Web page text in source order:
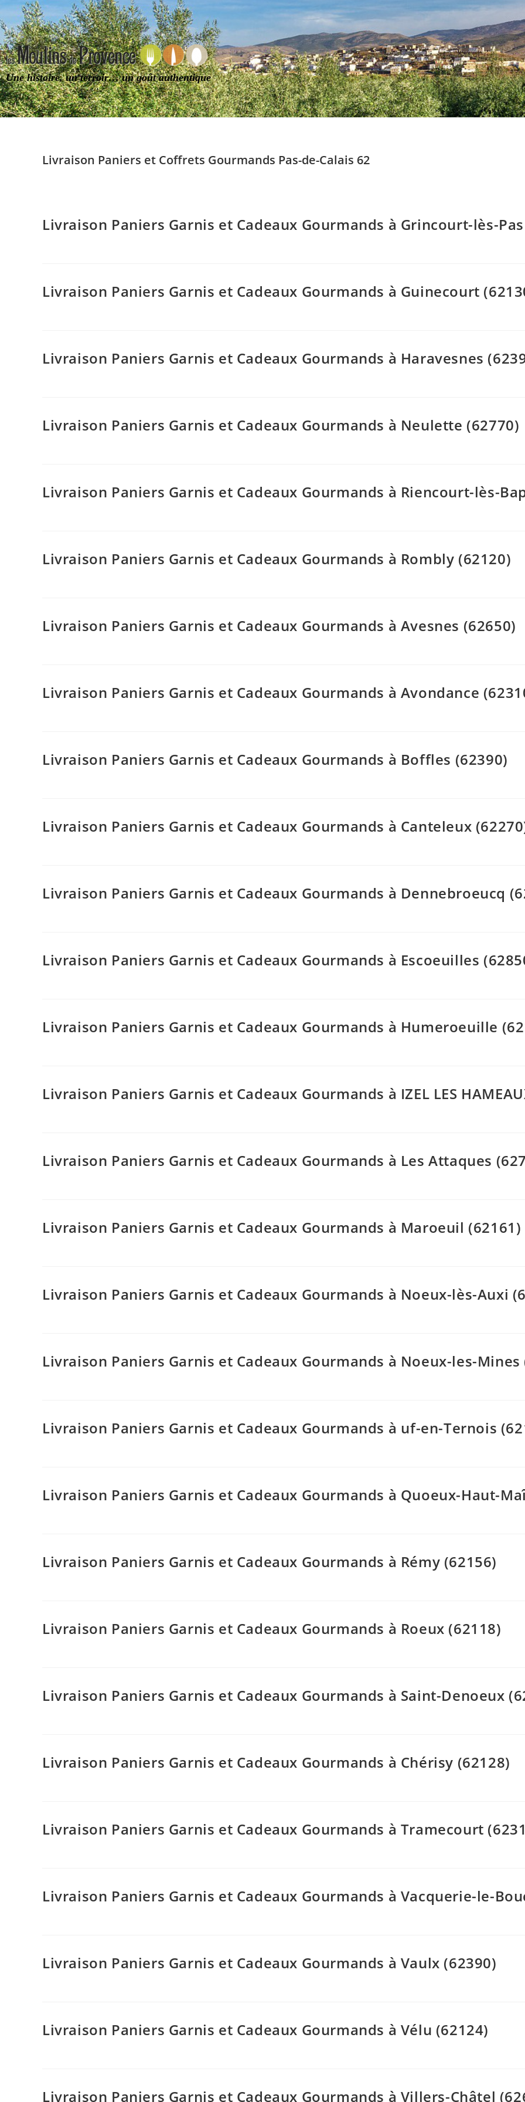
Une histoire, un terroir… un goût authentique
Livraison Paniers et Coffrets Gourmands Pas-de-Calais 62
Livraison Paniers Garnis et Cadeaux Gourmands à Grincourt-lès-
Livraison Paniers Garnis et Cadeaux Gourmands à Guinecourt
Livraison Paniers Garnis et Cadeaux Gourmands à Haravesnes
Livraison Paniers Garnis et Cadeaux Gourmands à Neulette (62770)
Livraison Paniers Garnis et Cadeaux Gourmands à Riencourt-lès-
Livraison Paniers Garnis et Cadeaux Gourmands à Rombly (62120)
Livraison Paniers Garnis et Cadeaux Gourmands à Avesnes (62650)
Livraison Paniers Garnis et Cadeaux Gourmands à Avondance
Livraison Paniers Garnis et Cadeaux Gourmands à Boffles (62390)
Livraison Paniers Garnis et Cadeaux Gourmands à Canteleux
Livraison Paniers Garnis et Cadeaux Gourmands à Dennebroeucq
Livraison Paniers Garnis et Cadeaux Gourmands à Escoeuilles
Livraison Paniers Garnis et Cadeaux Gourmands à Humeroeuille
Livraison Paniers Garnis et Cadeaux Gourmands à IZEL LES
Livraison Paniers Garnis et Cadeaux Gourmands à Les Attaques
Livraison Paniers Garnis et Cadeaux Gourmands à Maroeuil (62161)
Livraison Paniers Garnis et Cadeaux Gourmands à Noeux-lès-Auxi
Livraison Paniers Garnis et Cadeaux Gourmands à Noeux-les-Mines
Livraison Paniers Garnis et Cadeaux Gourmands à uf-en-Ternois
Livraison Paniers Garnis et Cadeaux Gourmands à Quoeux-Haut-
Livraison Paniers Garnis et Cadeaux Gourmands à Rémy (62156)
Livraison Paniers Garnis et Cadeaux Gourmands à Roeux (62118)
Livraison Paniers Garnis et Cadeaux Gourmands à Saint-Denoeux
Livraison Paniers Garnis et Cadeaux Gourmands à Chérisy (62128)
Livraison Paniers Garnis et Cadeaux Gourmands à Tramecourt
Livraison Paniers Garnis et Cadeaux Gourmands à Vacquerie-le-
Livraison Paniers Garnis et Cadeaux Gourmands à Vaulx (62390)
Livraison Paniers Garnis et Cadeaux Gourmands à Vélu (62124)
Livraison Paniers Garnis et Cadeaux Gourmands à Villers-Châtel